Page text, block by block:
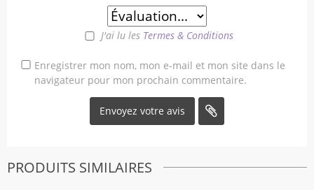
J'ai lu les Termes & Conditions
Enregistrer mon nom, mon e-mail et mon site dans le
navigateur pour mon prochain commentaire.
PRODUITS SIMILAIRES